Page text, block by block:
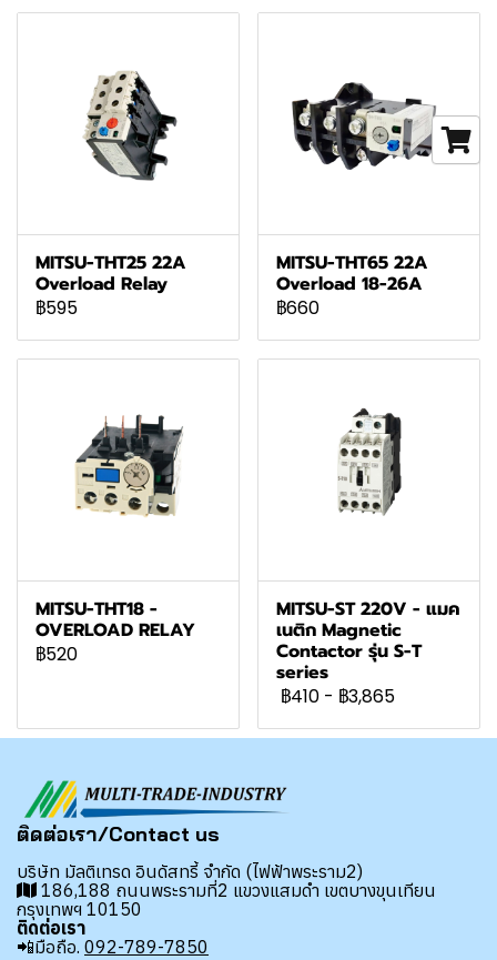
MITSU-THT25 22A
Overload Relay
฿595
MITSU-THT65 22A
Overload 18-26A
฿660
MITSU-THT18 -
OVERLOAD RELAY
฿520
MITSU-ST 220V - แมค
เนติก Magnetic
Contactor รุ่น S-T
series
฿410 - ฿3,865
ติดต่อเรา/Contact us
บริษัท มัลติเทรด อินดัสทรี้ จำกัด (ไฟฟ้าพระราม2)
186,188 ถนนพระรามที่2 แขวงแสมดำ เขตบางขุนเทียน
กรุงเทพฯ 10150
ติดต่อเรา
📲มือถือ. 092-789-7850